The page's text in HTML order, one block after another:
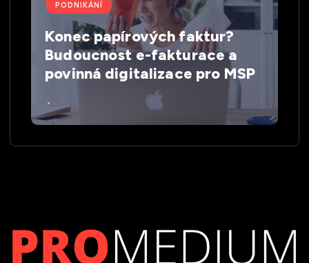
PODNIKÁNÍ
Konec papírových faktur?
Budoucnost e-fakturace a
povinná digitalizace pro MSP